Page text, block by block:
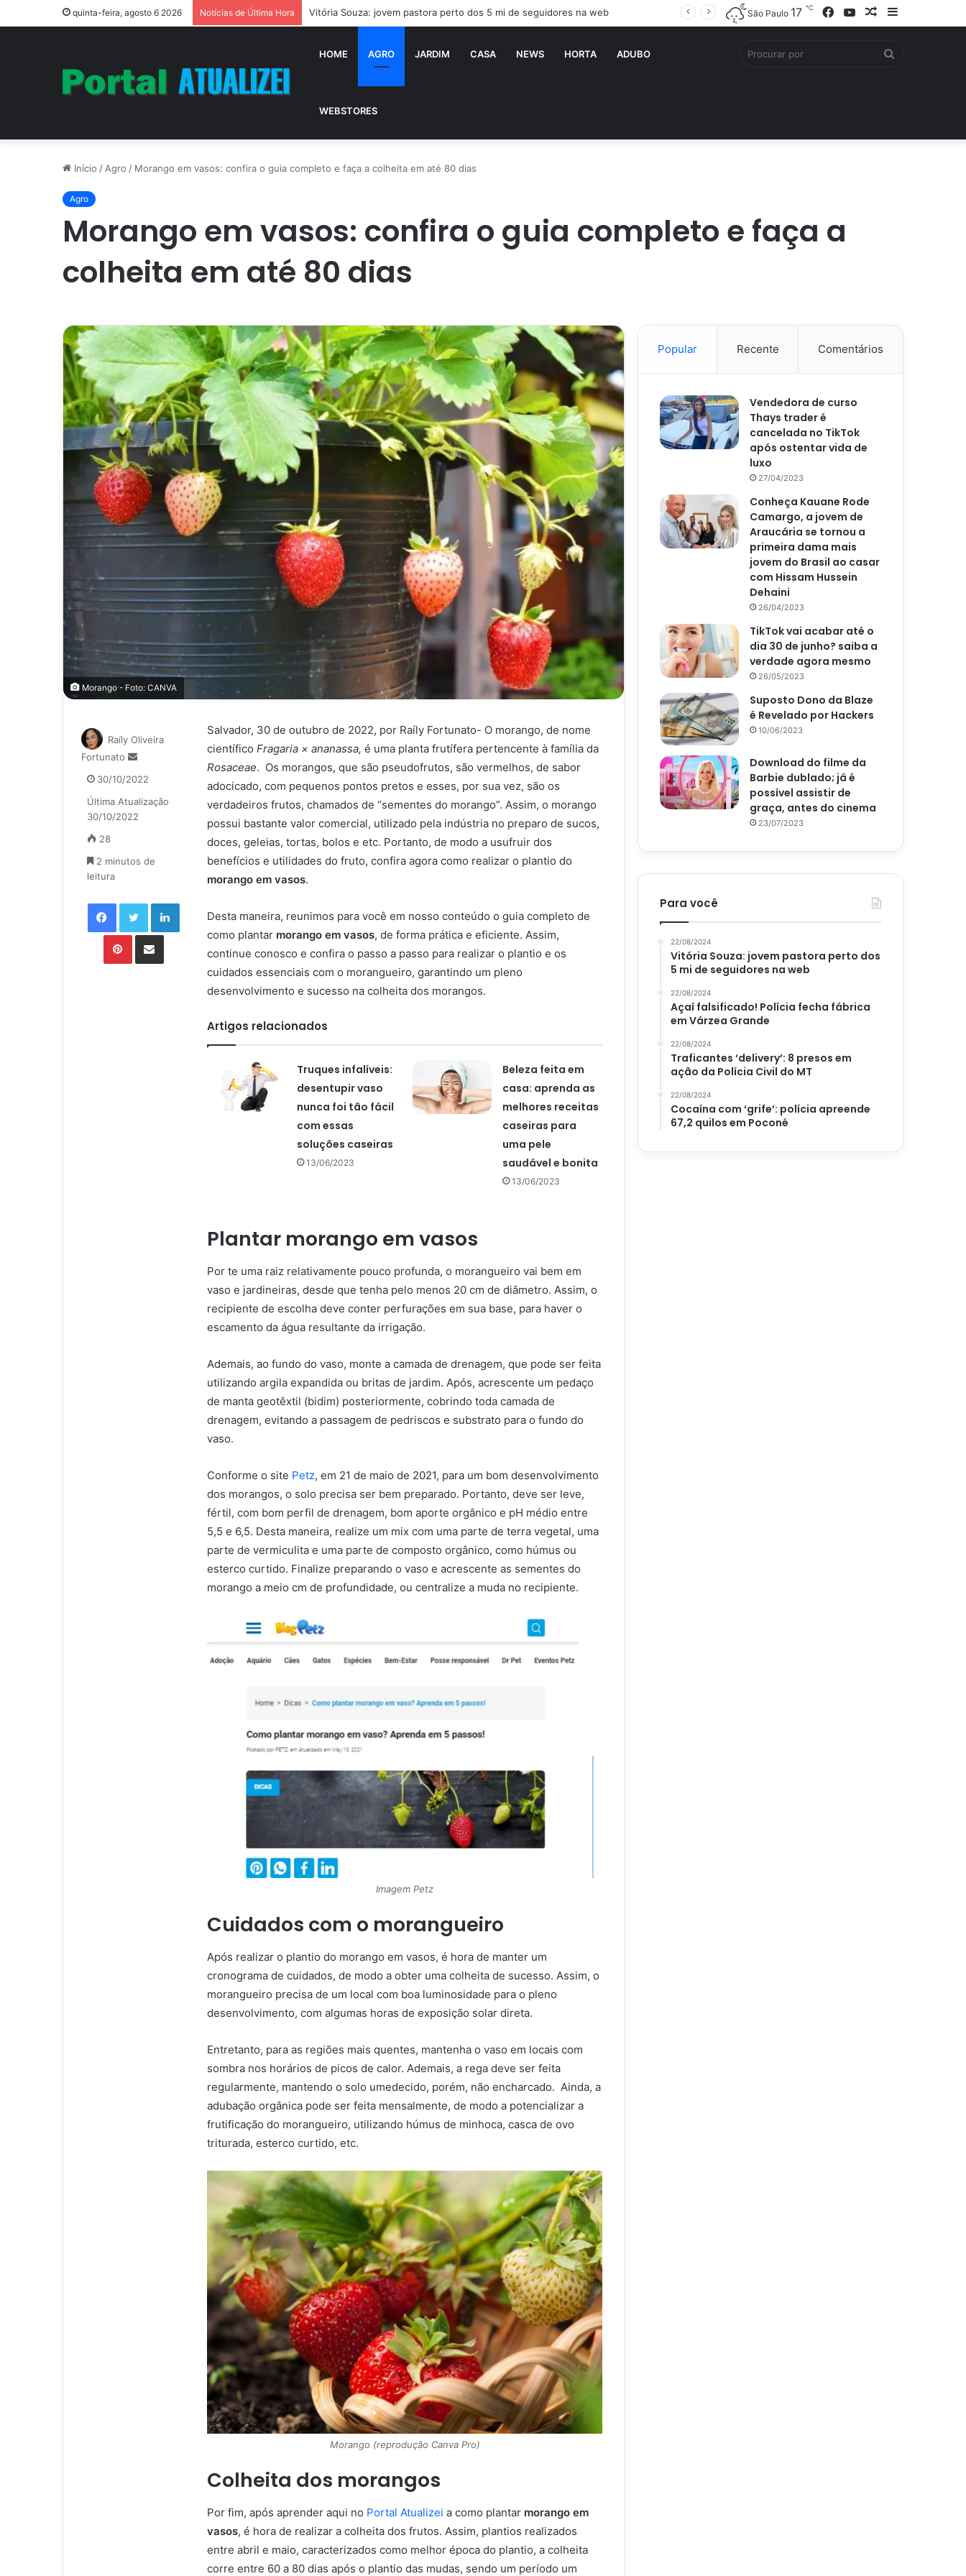
quinta-feira, agosto 6 2026 Notícias de Última Hora Vitória Souza: jovem pastora perto dos 5 mi de seguidores na web
Barra
Artigo
YouTube
Facebook
São Paulo 17 ℃
HOME AGRO JARDIM CASA NEWS HORTA ADUBO
WEBSTORES
Início / Agro / Morango em vasos: confira o guia completo e faça a colheita em até 80 dias
Agro
Morango em vasos: confira o guia completo e faça a
colheita em até 80 dias
Morango - Foto: CANVA
Salvador, 30 de outubro de 2022, por Raíly Fortunato- O morango, de nome
científico Fragaria × ananassa, é uma planta frutífera pertencente à família da
Rosaceae. Os morangos, que são pseudofrutos, são vermelhos, de sabor
adocicado, com pequenos pontos pretos e esses, por sua vez, são os
verdadeiros frutos, chamados de “sementes do morango”. Assim, o morango
possui bastante valor comercial, utilizado pela indústria no preparo de sucos,
doces, geleias, tortas, bolos e etc. Portanto, de modo a usufruir dos
benefícios e utilidades do fruto, confira agora como realizar o plantio do
morango em vasos.
Desta maneira, reunimos para você em nosso conteúdo o guia completo de
como plantar morango em vasos, de forma prática e eficiente. Assim,
continue conosco e confira o passo a passo para realizar o plantio e os
cuidados essenciais com o morangueiro, garantindo um pleno
desenvolvimento e sucesso na colheita dos morangos.
Artigos relacionados
Truques infalíveis:
desentupir vaso
nunca foi tão fácil
com essas
soluções caseiras
13/06/2023
Beleza feita em
casa: aprenda as
melhores receitas
caseiras para
uma pele
saudável e bonita
13/06/2023
Plantar morango em vasos
Por te uma raiz relativamente pouco profunda, o morangueiro vai bem em
vaso e jardineiras, desde que tenha pelo menos 20 cm de diâmetro. Assim, o
recipiente de escolha deve conter perfurações em sua base, para haver o
escamento da água resultante da irrigação.
Ademais, ao fundo do vaso, monte a camada de drenagem, que pode ser feita
utilizando argila expandida ou britas de jardim. Após, acrescente um pedaço
de manta geotêxtil (bidim) posteriormente, cobrindo toda camada de
drenagem, evitando a passagem de pedriscos e substrato para o fundo do
vaso.
Conforme o site Petz, em 21 de maio de 2021, para um bom desenvolvimento
dos morangos, o solo precisa ser bem preparado. Portanto, deve ser leve,
fértil, com bom perfil de drenagem, bom aporte orgânico e pH médio entre
5,5 e 6,5. Desta maneira, realize um mix com uma parte de terra vegetal, uma
parte de vermiculita e uma parte de composto orgânico, como húmus ou
esterco curtido. Finalize preparando o vaso e acrescente as sementes do
morango a meio cm de profundidade, ou centralize a muda no recipiente.
Imagem Petz
Cuidados com o morangueiro
Após realizar o plantio do morango em vasos, é hora de manter um
cronograma de cuidados, de modo a obter uma colheita de sucesso. Assim, o
morangueiro precisa de um local com boa luminosidade para o pleno
desenvolvimento, com algumas horas de exposição solar direta.
Entretanto, para as regiões mais quentes, mantenha o vaso em locais com
sombra nos horários de picos de calor. Ademais, a rega deve ser feita
regularmente, mantendo o solo umedecido, porém, não encharcado. Ainda, a
adubação orgânica pode ser feita mensalmente, de modo a potencializar a
frutificação do morangueiro, utilizando húmus de minhoca, casca de ovo
triturada, esterco curtido, etc.
Morango (reprodução Canva Pro)
Colheita dos morangos
Por fim, após aprender aqui no Portal Atualizei a como plantar morango em
vasos, é hora de realizar a colheita dos frutos. Assim, plantios realizados
entre abril e maio, caracterizados como melhor época do plantio, a colheita
corre entre 60 a 80 dias após o plantio das mudas, sendo um período um
Raíly Oliveira
Fortunato
Mande
e-
mail
30/10/2022
Última Atualização
30/10/2022
28
2 minutos de
leitura
FacebookTwitterLinkedin
PinterestCompartilhar via e-mail
Popular Recente Comentários
Vendedora de curso
Thays trader é
cancelada no TikTok
após ostentar vida de
luxo
27/04/2023
Conheça Kauane Rode
Camargo, a jovem de
Araucária se tornou a
primeira dama mais
jovem do Brasil ao casar
com Hissam Hussein
Dehaini
26/04/2023
TikTok vai acabar até o
dia 30 de junho? saiba a
verdade agora mesmo
26/05/2023
Suposto Dono da Blaze
é Revelado por Hackers
10/06/2023
Download do filme da
Barbie dublado; já é
possível assistir de
graça, antes do cinema
23/07/2023
Para você
22/08/2024
Vitória Souza: jovem pastora perto dos
5 mi de seguidores na web
22/08/2024
Açaí falsificado! Polícia fecha fábrica
em Várzea Grande
22/08/2024
Traficantes ‘delivery’: 8 presos em
ação da Polícia Civil do MT
22/08/2024
Cocaína com ‘grife’: polícia apreende
67,2 quilos em Poconé